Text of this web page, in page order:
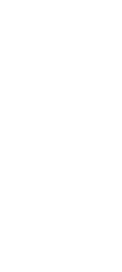
en todo el mundo
superhéroes del